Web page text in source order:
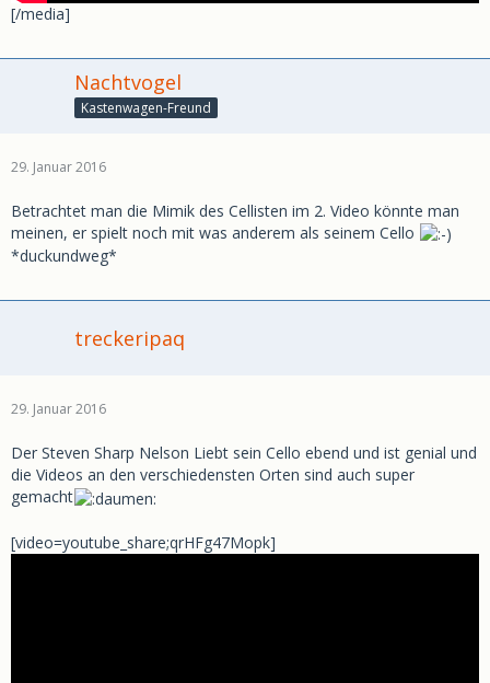
[/media]
Nachtvogel
Kastenwagen-Freund
29. Januar 2016
Betrachtet man die Mimik des Cellisten im 2. Video könnte man
meinen, er spielt noch mit was anderem als seinem Cello
*duckundweg*
treckeripaq
29. Januar 2016
Der Steven Sharp Nelson Liebt sein Cello ebend und ist genial und
die Videos an den verschiedensten Orten sind auch super
gemacht
[video=youtube_share;qrHFg47Mopk]